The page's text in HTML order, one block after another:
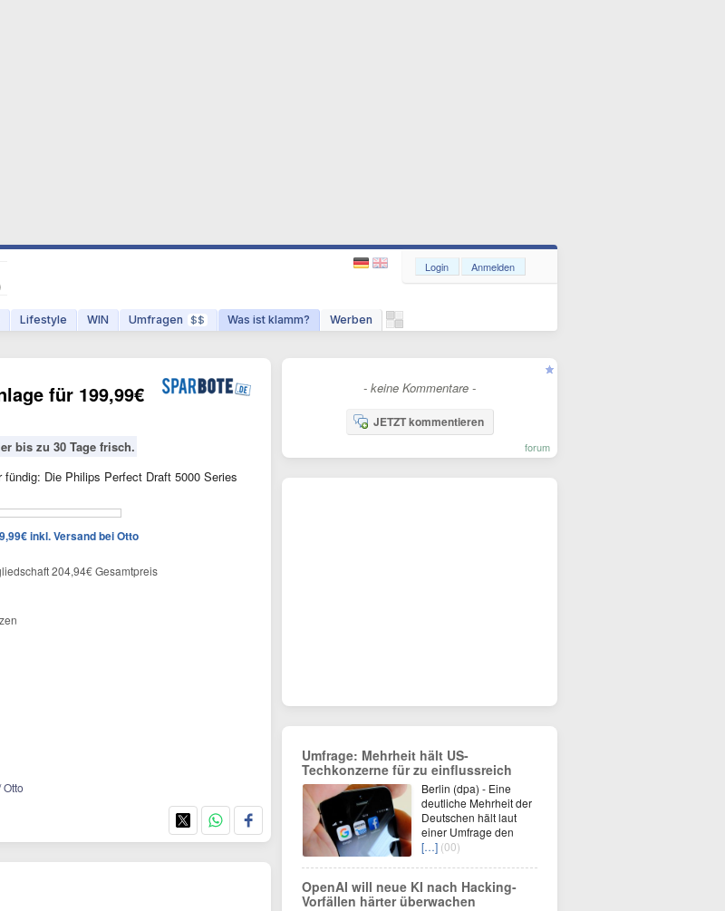
Lifestyle WIN Umfragen $$ Was ist klamm? Werben
Login Anmelden
für 199,99€
bis zu 30 Tage frisch.
Die Philips Perfect Draft 5000 Series
inkl. Versand bei Otto
204,94€ Gesamtpreis
- keine Kommentare -
JETZT kommentieren
forum
Umfrage: Mehrheit hält US-
Techkonzerne für zu einflussreich
Berlin (dpa) - Eine
deutliche Mehrheit der
Deutschen hält laut
einer Umfrage den
[…] (00)
OpenAI will neue KI nach Hacking-
Vorfällen härter überwachen